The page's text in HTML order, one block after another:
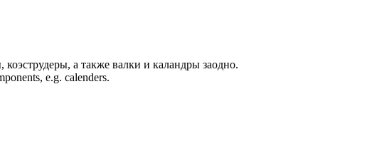
а также валки и каландры заодно.
e.g. calenders.